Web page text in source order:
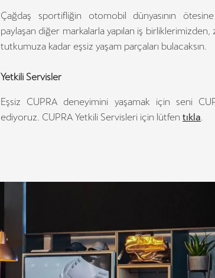
Çağdaş sportifliğin otomobil dünyasının
paylaşan diğer markalarla yapılan iş birliklerimizden,
tutkumuza kadar eşsiz yaşam parçaları bulacaksın.
Yetkili Servisler
Eşsiz CUPRA deneyimini yaşamak için seni
ediyoruz. CUPRA Yetkili Servisleri için lütfen tıkla.